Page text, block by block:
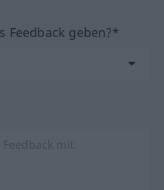
Feedback geben?*